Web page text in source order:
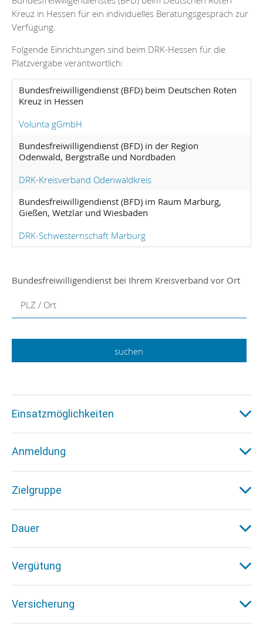
Kreuz in Hessen für ein individuelles Beratungsgespräch zur
Verfügung.
Folgende Einrichtungen sind beim DRK-Hessen für die
Platzvergabe verantwortlich:
Bundesfreiwilligendienst (BFD) beim Deutschen Roten
Kreuz in Hessen
Volunta gGmbH
Bundesfreiwilligendienst (BFD) in der Region
Odenwald, Bergstraße und Nordbaden
DRK-Kreisverband Odenwaldkreis
Bundesfreiwilligendienst (BFD) im Raum Marburg,
Gießen, Wetzlar und Wiesbaden
DRK-Schwesternschaft Marburg
Bundesfreiwilligendienst bei Ihrem Kreisverband vor Ort
PLZ / Ort
Einsatzmöglichkeiten
Anmeldung
Zielgruppe
Dauer
Vergütung
Versicherung